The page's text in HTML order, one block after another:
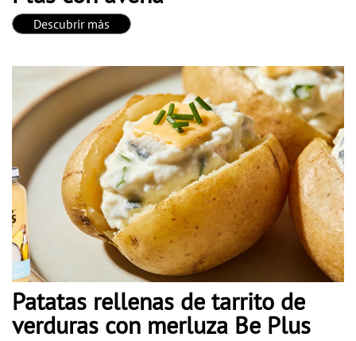
Descubrir más
Patatas rellenas de tarrito de
verduras con merluza Be Plus